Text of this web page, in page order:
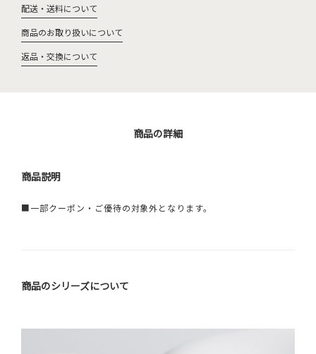
配送・送料について
商品のお取り扱いについて
返品・交換について
商品の詳細
商品説明
■一部クーポン・ご優待の対象外となります。
商品のシリーズについて